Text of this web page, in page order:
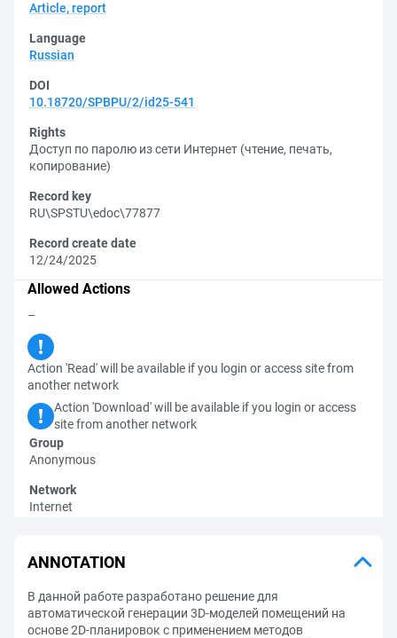
Article, report
Language
Russian
DOI
10.18720/SPBPU/2/id25-541
Rights
Доступ по паролю из сети Интернет (чтение, печать,
копирование)
Record key
RU\SPSTU\edoc\77877
Record create date
12/24/2025
Allowed Actions
–
Action 'Read' will be available if you login or access site from
another network
Action 'Download' will be available if you login or access
site from another network
Group
Anonymous
Network
Internet
ANNOTATION
В данной работе разработано решение для
автоматической генерации 3D-моделей помещений на
основе 2D-планировок с применением методов